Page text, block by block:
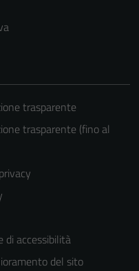
trasparente
trasparente (fino al
di accessibilità
del sito